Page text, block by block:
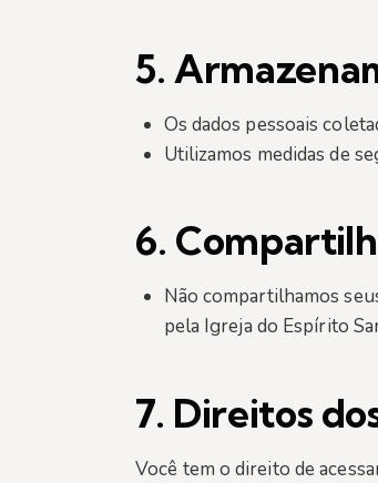
5.
Os dados pessoais
Utilizamos medidas de
6.
Não compartilhamos
pela Igreja do Espírito
7. Direitos
Você tem o direito de